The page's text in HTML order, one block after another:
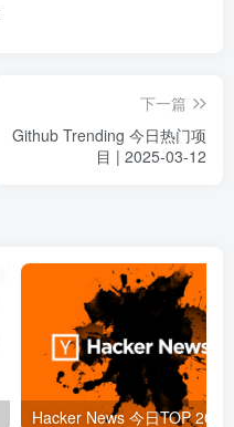
下一篇
Github Trending 今日热门项
目 | 2025-03-12